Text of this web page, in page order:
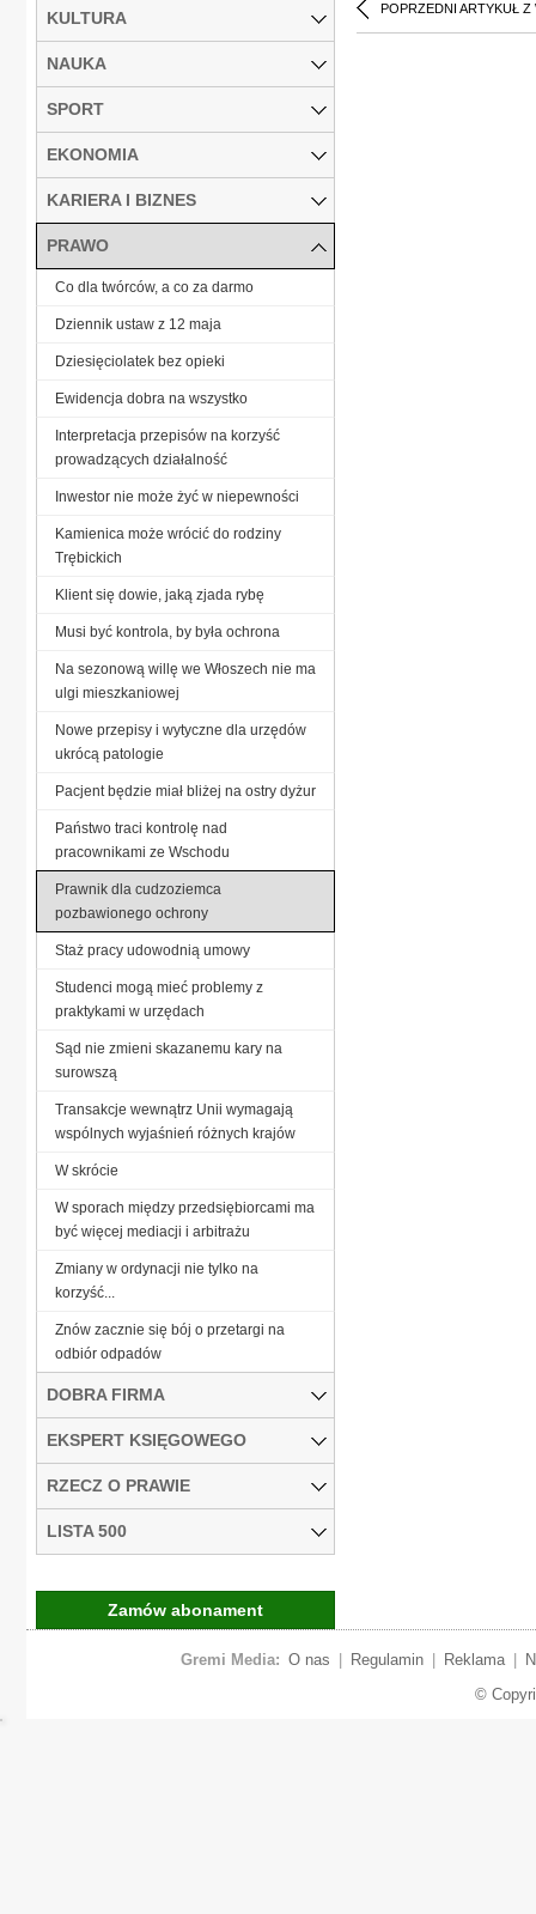
POPRZEDNI ARTYKUŁ Z
KULTURA
NAUKA
SPORT
EKONOMIA
KARIERA I BIZNES
PRAWO
Co dla twórców, a co za darmo
Dziennik ustaw z 12 maja
Dziesięciolatek bez opieki
Ewidencja dobra na wszystko
Interpretacja przepisów na korzyść
prowadzących działalność
Inwestor nie może żyć w niepewności
Kamienica może wrócić do rodziny
Trębickich
Klient się dowie, jaką zjada rybę
Musi być kontrola, by była ochrona
Na sezonową willę we Włoszech nie ma
ulgi mieszkaniowej
Nowe przepisy i wytyczne dla urzędów
ukrócą patologie
Pacjent będzie miał bliżej na ostry dyżur
Państwo traci kontrolę nad
pracownikami ze Wschodu
Prawnik dla cudzoziemca
pozbawionego ochrony
Staż pracy udowodnią umowy
Studenci mogą mieć problemy z
praktykami w urzędach
Sąd nie zmieni skazanemu kary na
surowszą
Transakcje wewnątrz Unii wymagają
wspólnych wyjaśnień różnych krajów
W skrócie
W sporach między przedsiębiorcami ma
być więcej mediacji i arbitrażu
Zmiany w ordynacji nie tylko na
korzyść...
Znów zacznie się bój o przetargi na
odbiór odpadów
DOBRA FIRMA
EKSPERT KSIĘGOWEGO
RZECZ O PRAWIE
LISTA 500
Zamów abonament
Gremi Media: O nas Regulamin Reklama
©